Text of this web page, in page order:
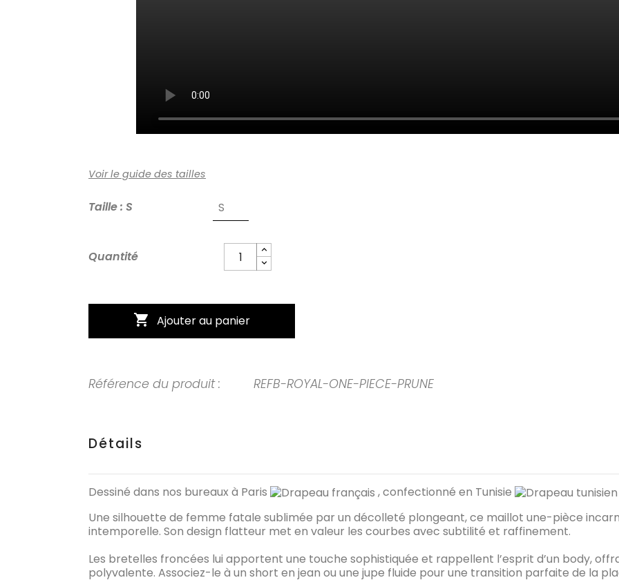
Voir le guide des tailles
Taille : S
Quantité
 Ajouter au panier
Référence du produit : REFB-ROYAL-ONE-PIECE-PRUNE
Détails
Dessiné dans nos bureaux à Paris , confectionné en Tunisie
Une silhouette de femme fatale sublimée par un décolleté plongeant, ce maillot une-pièce
intemporelle. Son design flatteur met en valeur les courbes avec subtilité et raffinement.
Les bretelles froncées lui apportent une touche sophistiquée et rappellent l’esprit d’un body,
polyvalente. Associez-le à un short en jean ou une jupe fluide pour une transition parfaite de la